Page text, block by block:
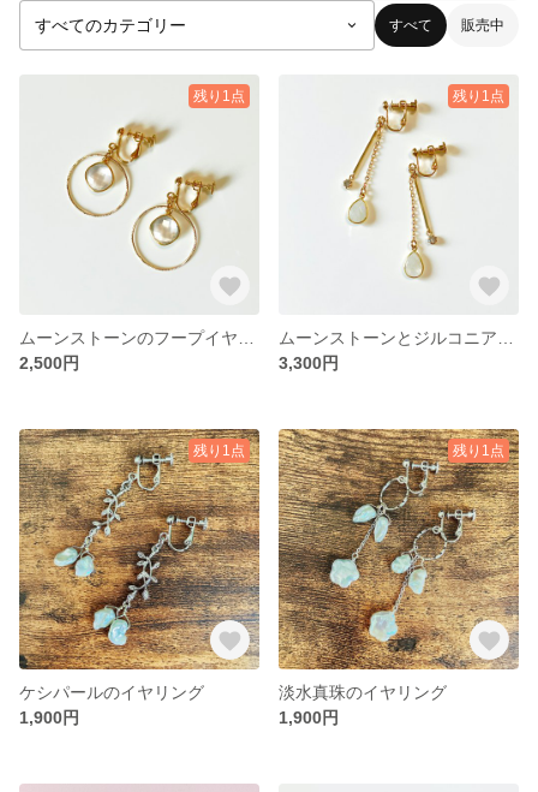
すべて 販売中
残り1点
2,500円
残り1点
3,300円
残り1点
ケシパールのイヤリング
1,900円
残り1点
淡水真珠のイヤリング
1,900円